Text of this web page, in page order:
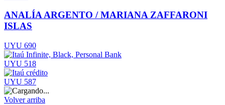
ANALÍA ARGENTO / MARIANA ZAFFARONI
ISLAS
UYU 690
UYU 518
UYU 587
Volver arriba